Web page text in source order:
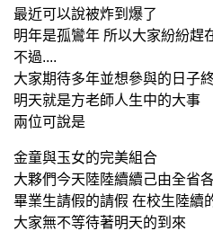
最近可以說被炸到爆了
明年是孤鸞年 所以大家紛紛趕
不過....
大家期待多年並想參與的日子
明天就是方老師人生中的大事
兩位可說是
金童與玉女的完美組合
大夥們今天陸陸續續己由全省
畢業生請假的請假 在校生陸續
大家無不等待著明天的到來